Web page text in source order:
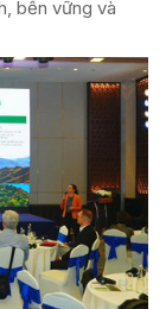
bền vững và